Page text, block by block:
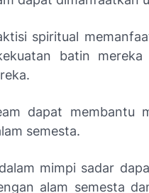
spiritual
batin
dapat membantu
semesta.
mimpi sadar
alam semesta